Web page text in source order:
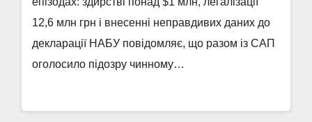
12,6 млн грн і внесенні неправдивих даних до
декларації НАБУ повідомляє, що разом із САП
оголосило підозру чинному…